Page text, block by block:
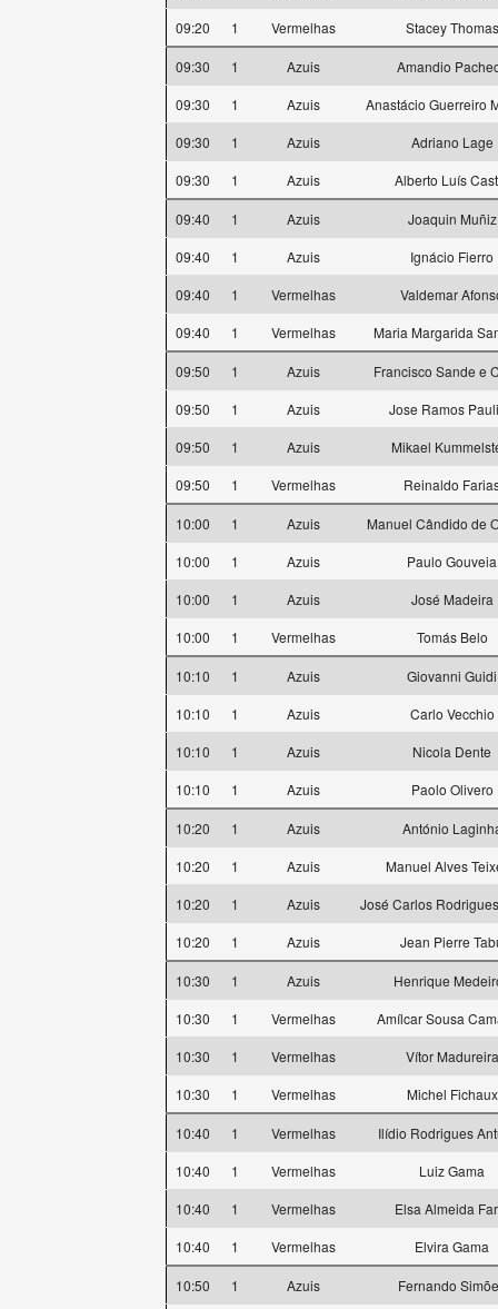
09:20
1 Vermelhas Stacey Thomas
09:30 1 Azuis
Amandio
09:30
1 Azuis
Anastácio Guerreiro
09:30
1 Azuis
Adriano Lage
09:30
1 Azuis Alberto Luís
09:40 1 Azuis
Joaquin Muñiz
09:40
1 Azuis
Ignácio Fierro
09:40
1 Vermelhas
Valdemar
09:40
1 Vermelhas Maria Margarida
09:50 1 Azuis
Francisco Sande e
09:50
1 Azuis
Jose Ramos
09:50
1 Azuis
Mikael
09:50
1 Vermelhas Reinaldo
10:00 1 Azuis
Manuel Cândido de
10:00
1 Azuis
Paulo Gouveia
10:00
1 Azuis
José Madeira
10:00
1 Vermelhas Tomás Belo
10:10 1 Azuis
Giovanni Guidi
10:10
1 Azuis
Carlo Vecchio
10:10
1 Azuis
Nicola Dente
10:10
1 Azuis Paolo Olivero
10:20 1 Azuis
António
10:20
1 Azuis
Manuel Alves
10:20
1 Azuis
José Carlos
10:20
1 Azuis Jean Pierre
10:30 1 Azuis
Henrique
10:30
1 Vermelhas
Amílcar Sousa
10:30
1 Vermelhas
Vítor Madureira
10:30
1 Vermelhas Michel Fichaux
10:40 1 Vermelhas
Ilídio Rodrigues
10:40
1 Vermelhas
Luiz Gama
10:40
1 Vermelhas
Elsa Almeida
10:40
1 Vermelhas Elvira Gama
10:50 1 Azuis Fernando